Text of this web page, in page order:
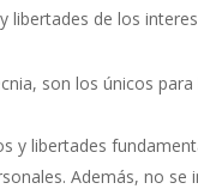
de los
son los únicos
y libertades
Además, no